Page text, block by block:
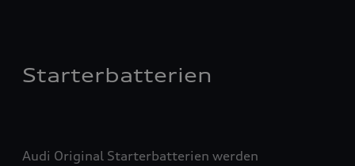
Starterbatterien
Audi Original Starterbatterien werden